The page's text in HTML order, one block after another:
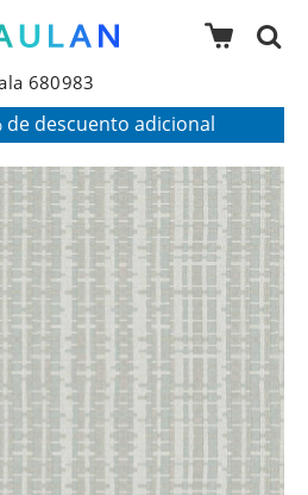
680983
el código:
de descuento adicional
superiores a 120€